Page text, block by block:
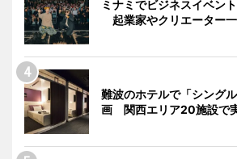
ミナミでビジネスイベン
起業家やクリエーター
難波のホテルで「シング
画 関西エリア20施設で